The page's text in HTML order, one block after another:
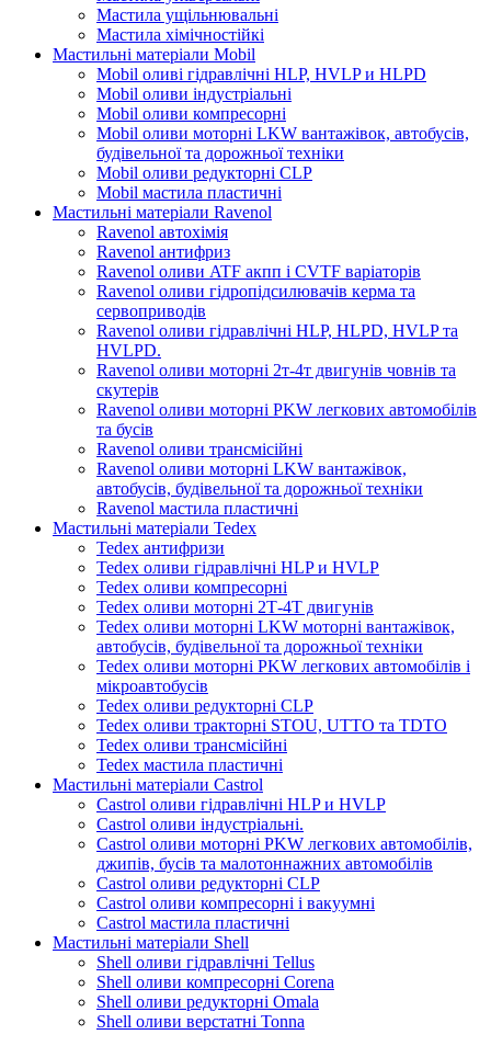
Мастила ущільнювальні
Мастила хімічностійкі
Мастильні матеріали Mobil
Mobil оливі гідравлічні HLP, HVLP и HLPD
Mobil оливи індустріальні
Mobil оливи компресорні
Mobil оливи моторні LKW вантажівок, автобусів,
будівельної та дорожньої техніки
Mobil оливи редукторні CLP
Mobil мастила пластичні
Мастильні матеріали Ravenol
Ravenol автохімія
Ravenol антифриз
Ravenol оливи ATF акпп і CVTF варіаторів
Ravenol оливи гідропідсилювачів керма та
сервоприводів
Ravenol оливи гідравлічні HLP, HLPD, HVLP та
HVLPD.
Ravenol оливи моторні 2т-4т двигунів човнів та
скутерів
Ravenol оливи моторні PKW легкових автомобілів
та бусів
Ravenol оливи трансмісійні
Ravenol оливи моторні LKW вантажівок,
автобусів, будівельної та дорожньої техніки
Ravenol мастила пластичні
Мастильні матеріали Tedex
Tedex антифризи
Tedex оливи гідравлічні HLP и HVLP
Tedex оливи компресорні
Tedex оливи моторні 2Т-4Т двигунів
Tedex оливи моторні LKW моторні вантажівок,
автобусів, будівельної та дорожньої техніки
Tedex оливи моторні PKW легкових автомобілів і
мікроавтобусів
Tedex оливи редукторні CLP
Tedex оливи тракторні STOU, UTTO та TDTO
Tedex оливи трансмісійні
Tedex мастила пластичні
Мастильні матеріали Castrol
Castrol оливи гідравлічні HLP и HVLP
Castrol оливи індустріальні.
Castrol оливи моторні PKW легкових автомобілів,
джипів, бусів та малотоннажних автомобілів
Castrol оливи редукторні CLP
Castrol оливи компресорні і вакуумні
Castrol мастила пластичні
Мастильні матеріали Shell
Shell оливи гідравлічні Tellus
Shell оливи компресорні Corena
Shell оливи редукторні Omala
Shell оливи верстатні Tonna